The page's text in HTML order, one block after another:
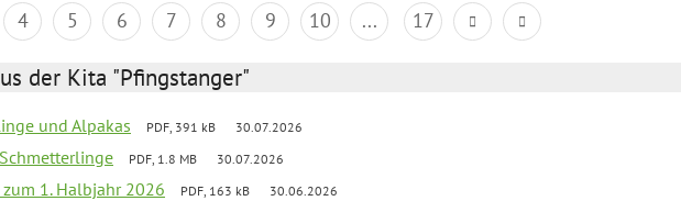
4 5 6 7 8 9 10 ... 17
der Kita "Pfingstanger"
und Alpakas PDF, 391 kB 30.07.2026
PDF, 1.8 MB 30.07.2026
1. Halbjahr 2026 PDF, 163 kB 30.06.2026